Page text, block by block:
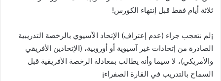
ثلاثة أيام فقط قبل إنتهاء الكورس!
¡لم نتعجب جراء (عدم إعتراف) الإتحاد الآسيوي بالرخصة التدريبية
الصادرة من إتحادات غير آسيوية أو أوروبية، (الإتحادين الأفريقي
والأمريكي)، لا سيما وأنه يطالب بمعادلة الرخصة الأفريقية قبل
السماح بالتدريب في القارة الصفراء¡